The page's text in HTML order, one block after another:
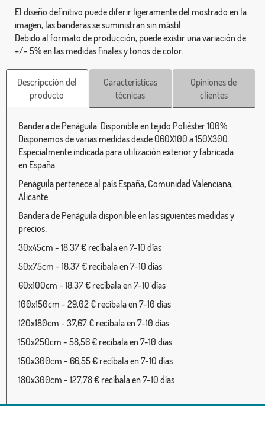
El diseño definitivo puede diferir ligeramente del mostrado en la
imagen, las banderas se suministran sin mástil.
Debido al formato de producción, puede existir una variación de
+/- 5% en las medidas finales y tonos de color.
Descripcción del
producto
Características
técnicas
Opiniones de
clientes
Bandera de Penàguila. Disponible en tejido Poliéster 100%.
Disponemos de varias medidas desde 060X100 a 150X300.
Especialmente indicada para utilización exterior y fabricada
en España.
Penàguila pertenece al país España, Comunidad Valenciana,
Alicante
Bandera de Penàguila disponible en las siguientes medidas y
precios:
30x45cm - 18,37 € recíbala en 7-10 días
50x75cm - 18,37 € recíbala en 7-10 días
60x100cm - 18,37 € recíbala en 7-10 días
100x150cm - 29,02 € recíbala en 7-10 días
120x180cm - 37,67 € recíbala en 7-10 días
150x250cm - 58,56 € recíbala en 7-10 días
150x300cm - 66,55 € recíbala en 7-10 días
180x300cm - 127,78 € recíbala en 7-10 días